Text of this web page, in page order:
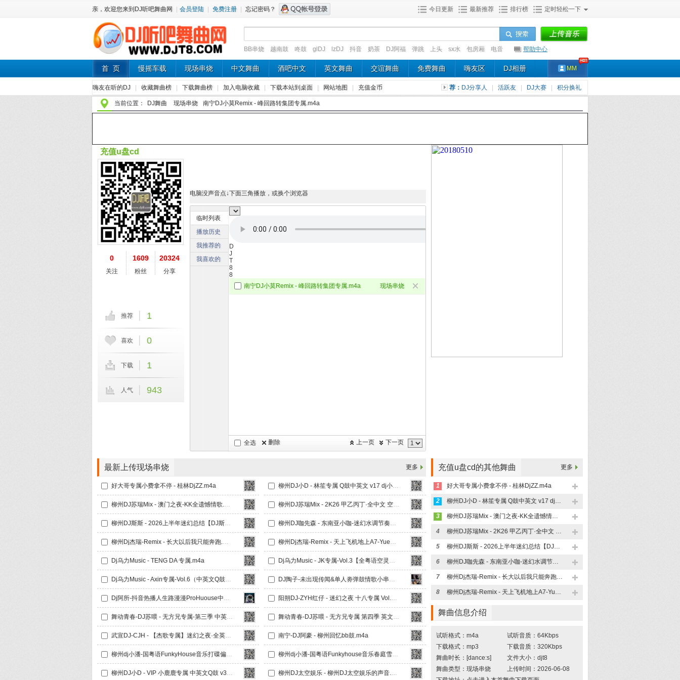
亲，欢迎您来到DJ听吧舞曲网 会员登陆 免费注册 忘记密码？ 今日更新 最新推荐 排行榜 定时轻松一下
BB串烧 越南鼓 咚鼓 glDJ lzDJ 抖音 奶茶 DJ阿福 弹跳 上头 sx水 包房厢 电音 帮助中心
首 页 慢摇车载 现场串烧 中文舞曲 酒吧中文 英文舞曲 交谊舞曲 免费舞曲 嗨友区 DJ相册 MM
嗨友在听的DJ 收藏舞曲榜 下载舞曲榜 加入电脑收藏 下载本站到桌面 网站地图 充值金币 荐： DJ分享人 活跃友 DJ大赛 积分换礼
当前位置： DJ舞曲 现场串烧 南宁DJ小莫Remix - 峰回路转集团专属.m4a
电脑没声音点↓下面三角播放，或换个浏览器
临时列表
播放历史
我推荐的
我喜欢的
D
J
T
8
8
南宁DJ小莫Remix - 峰回路转集团专属.m4a
现场串烧
全选 删除 下一页
上一页
充值u盘cd
0
关注
1609
粉丝
20324
分享
推荐 1
喜欢 0
下载 1
人气 943
最新上传现场串烧 更多
好大哥专属小费拿不停 - 桂林DjZZ.m4a 柳州DJ小D - 林笙专属 Q鼓中英文 v17 dj小D.m4a
柳州DJ苏瑞Mix - 澳门之夜-KK全遗憾情歌.m4a 柳州DJ苏瑞Mix - 2K26 甲乙丙丁·全中文 空灵鼓串烧.m4a
柳州DJ斯斯 - 2026上半年迷幻总结【DJ斯斯大放送Nol.4】.m4a 柳州DJ咖先森 - 东南亚小咖-迷幻水调节奏【全英文Funky House 系列】竹子串烧《广西龙仔专属定制》.m4a
柳州Dj杰瑞-Remix - 长大以后我只能奔跑.m4a 柳州Dj杰瑞-Remix - 天上飞机地上A7-YueB专属.m4a
Dj乌力Music - TENG DA 专属.m4a Dj乌力Music - JK专属-Vol.3【全粤语空灵鼓串烧】.m4a
Dj乌力Music - Axin专属-Vol.6（中英文Q鼓）.m4a DJ陶子-未出现传闻&单人劵弹鼓情歌小串烧.m4a
Dj阿所-抖音热播人生路漫漫ProHuouse中文串烧 阳朔DJ-ZYH红仔 - 迷幻之夜 十八专属 Vol.4【阳朔DJ-ZYH】.m4a
舞动青春-DJ苏喂 - 无方兄专属-第三季 中英文Q鼓 我要验牌.m4a 舞动青春-DJ苏喂 - 无方兄专属 第四季 英文Q鼓Sta加强版 xin2026 Mix.m4a
武宣DJ-CJH - 【杰歌专属】迷幻之夜·全英文弹跳上冲Funky Hosue.m4a 南宁-DJ阿豪 - 柳州回忆bb鼓.m4a
柳州dj小潘-国粤语FunkyHouse音乐打碟偏爱空灵鼓DJ车载串烧.m4a 柳州dj小潘-国粤语Funkyhouse音乐春庭雪车载dj串烧.m4a
柳州DJ小D - VIP 小鹿鹿专属 中英文Q鼓 v30（dj小D).m4a 柳州DJ太空娱乐 - 柳州DJ太空娱乐的声音.m4a
充值u盘cd的其他舞曲 更多
1 好大哥专属小费拿不停 - 桂林DjZZ.m4a
2 柳州DJ小D - 林笙专属 Q鼓中英文 v17 dj小D.m4a
3 柳州DJ苏瑞Mix - 澳门之夜-KK全遗憾情歌.m4a
4 柳州DJ苏瑞Mix - 2K26 甲乙丙丁·全中文 空灵鼓串烧.m4a
5 柳州DJ斯斯 - 2026上半年迷幻总结【DJ斯斯大放送Nol.4】.m4a
6 柳州DJ咖先森 - 东南亚小咖-迷幻水调节奏【全英文Funky House 系列】竹子串烧《广西龙仔专属定制》.m4a
7 柳州Dj杰瑞-Remix - 长大以后我只能奔跑.m4a
8 柳州Dj杰瑞-Remix - 天上飞机地上A7-YueB专属.m4a
舞曲信息介绍
试听格式：m4a
试听音质：64Kbps
下载格式：mp3
下载音质：320Kbps
舞曲时长：[dance:s]
文件大小：djt8
舞曲类型：现场串烧
上传时间：2026-06-08